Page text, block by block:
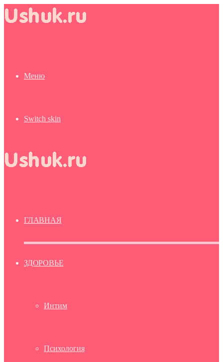
Меню
Switch skin
ГЛАВНАЯ
ЗДОРОВЬЕ
Интим
Психология